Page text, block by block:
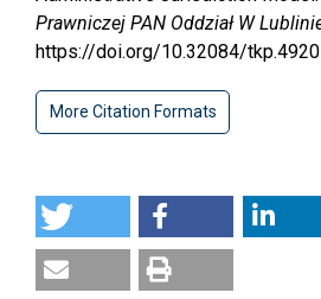
Prawniczej PAN Oddział W
https://doi.org/10.32084/tkp.4920
More Citation Formats